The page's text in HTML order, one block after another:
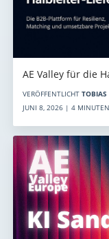
AE Valley für die
VERÖFFENTLICHT TOBIAS
JUNI 8, 2026 | 4 MINUTEN